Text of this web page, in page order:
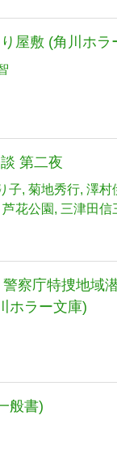
屋敷 (角川ホラ
第二夜
子 菊地秀行 澤村
芦花公園 三津田信
警察庁特捜地域
ホラー文庫)
般書)